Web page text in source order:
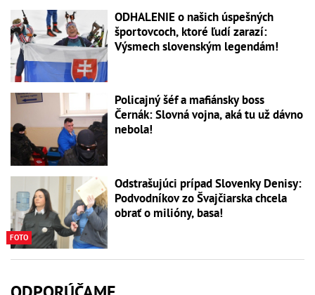
ODHALENIE o našich úspešných
športovcoch, ktoré ľudí zarazí:
Výsmech slovenským legendám!
Policajný šéf a mafiánsky boss
Černák: Slovná vojna, aká tu už dávno
nebola!
FOTO
Odstrašujúci prípad Slovenky Denisy:
Podvodníkov zo Švajčiarska chcela
obrať o milióny, basa!